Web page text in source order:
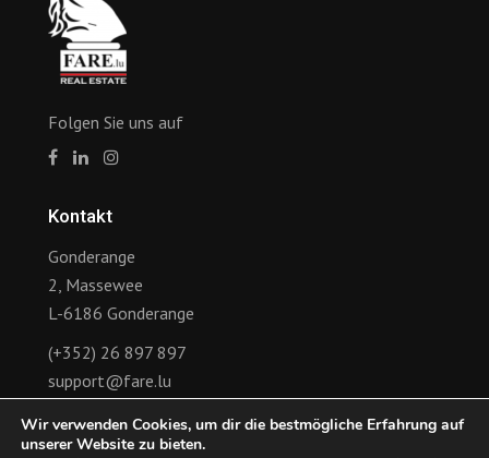
Folgen Sie uns auf
Kontakt
Gonderange
2, Massewee
L-6186 Gonderange
(+352) 26 897 897
support@fare.lu
Links
Wir verwenden Cookies, um dir die bestmögliche Erfahrung auf
unserer Website zu bieten.